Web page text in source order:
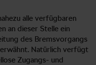
alle verfügbaren
an dieser Stelle ein
des Bremsvorgangs
Natürlich verfügt
Zugangs- und